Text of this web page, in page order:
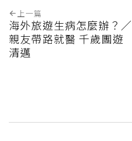
上一篇
海外旅遊生病怎麼辦？／
親友帶路就醫 千歲團遊
清邁